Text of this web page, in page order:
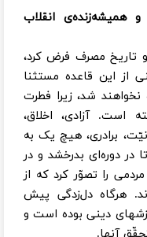
همیشه‌زنده‌ی انقلاب
تاریخ مصرف فرض کرد،
از این قاعده مستثنا
شد، زیرا فطرت
است. آزادی، اخلاق،
برادری، هیچ یک به
دوره‌ای بدرخشد و در
را تصوّر کرد که از
هرگاه دل‌زدگی پیش
دینی بوده است و